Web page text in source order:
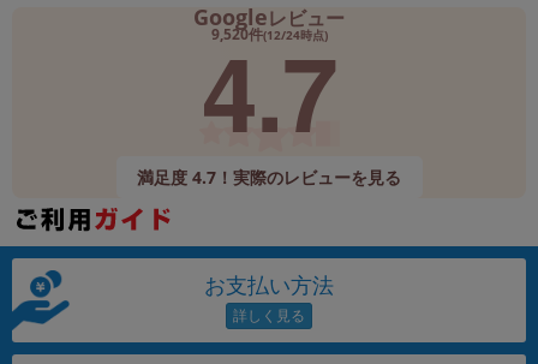
Googleレビュー
9,520件(12/24時点)
4.7
満足度 4.7！実際のレビューを見る
お支払い方法